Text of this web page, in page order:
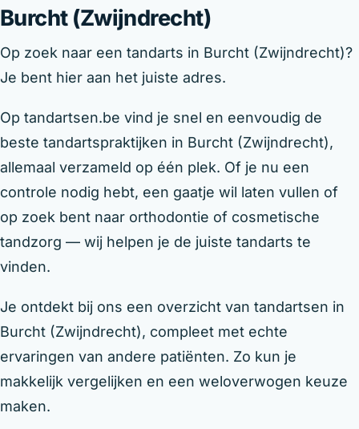
Burcht (Zwijndrecht)
Op zoek naar een tandarts in Burcht (Zwijndrecht)?
Je bent hier aan het juiste adres.
Op tandartsen.be vind je snel en eenvoudig de
beste tandartspraktijken in Burcht (Zwijndrecht),
allemaal verzameld op één plek. Of je nu een
controle nodig hebt, een gaatje wil laten vullen of
op zoek bent naar orthodontie of cosmetische
tandzorg — wij helpen je de juiste tandarts te
vinden.
Je ontdekt bij ons een overzicht van tandartsen in
Burcht (Zwijndrecht), compleet met echte
ervaringen van andere patiënten. Zo kun je
makkelijk vergelijken en een weloverwogen keuze
maken.